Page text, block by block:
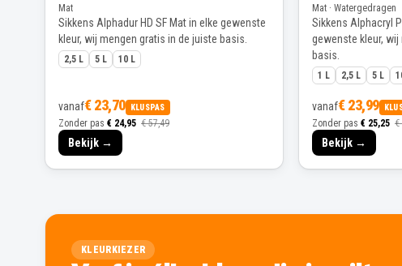
Mat
Sikkens Alphadur HD SF Mat in elke gewenste
kleur, wij mengen gratis in de juiste basis.
2,5 L 5 L 10 L
vanaf€ 23,70 KLUSPAS
Zonder pas € 24,95 € 57,49
Bekijk →
Mat · Watergedragen
Sikkens Alphacryl
gewenste kleur,
basis.
1 L 2,5 L 5 L
vanaf€ 23,99
Zonder pas € 25,25 €
Bekijk →
KLEURKIEZER